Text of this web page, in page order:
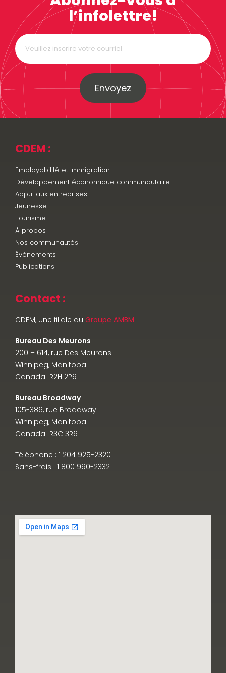
l’infolettre!
Envoyez
CDEM :
Employabilité et Immigration
Développement économique communautaire
Appui aux entreprises
Jeunesse
Tourisme
À propos
Nos communautés
Événements
Publications
Contact :
CDEM, une filiale du Groupe AMBM
Bureau Des Meurons
200 – 614, rue Des Meurons
Winnipeg, Manitoba
Canada R2H 2P9
Bureau Broadway
105-386, rue Broadway
Winnipeg, Manitoba
Canada R3C 3R6
Téléphone : 1 204 925-2320
Sans-frais : 1 800 990-2332